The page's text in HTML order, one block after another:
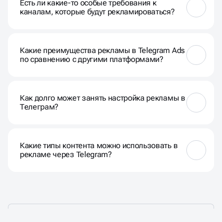
консультации.
Есть ли какие-то особые требования к
каналам, которые будут рекламироваться?
соответствии с правилами Telegram и не содержать
запрещённый контент.
Какие преимущества рекламы в Telegram Ads
по сравнению с другими платформами?
инструменты для взаимодействия с
пользователями.
Как долго может занять настройка рекламы в
Телеграм?
сложности, но обычно мы стремимся сделать это
быстро и эффективно.
Какие типы контента можно использовать в
рекламе через Telegram?